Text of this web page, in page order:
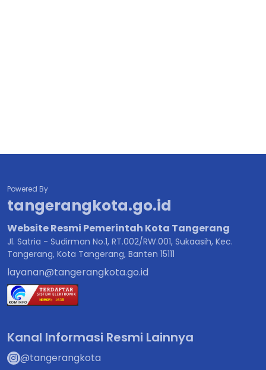
Powered By
tangerangkota.go.id
Website Resmi Pemerintah Kota Tangerang
Jl. Satria - Sudirman No.1, RT.002/RW.001, Sukaasih, Kec.
Tangerang, Kota Tangerang, Banten 15111
layanan@tangerangkota.go.id
Kanal Informasi Resmi Lainnya
@tangerangkota